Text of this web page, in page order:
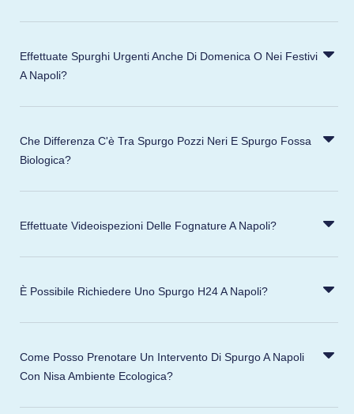
Effettuate Spurghi Urgenti Anche Di Domenica O Nei Festivi
A Napoli?
Che Differenza C'è Tra Spurgo Pozzi Neri E Spurgo Fossa
Biologica?
Effettuate Videoispezioni Delle Fognature A Napoli?
È Possibile Richiedere Uno Spurgo H24 A Napoli?
Come Posso Prenotare Un Intervento Di Spurgo A Napoli
Con Nisa Ambiente Ecologica?